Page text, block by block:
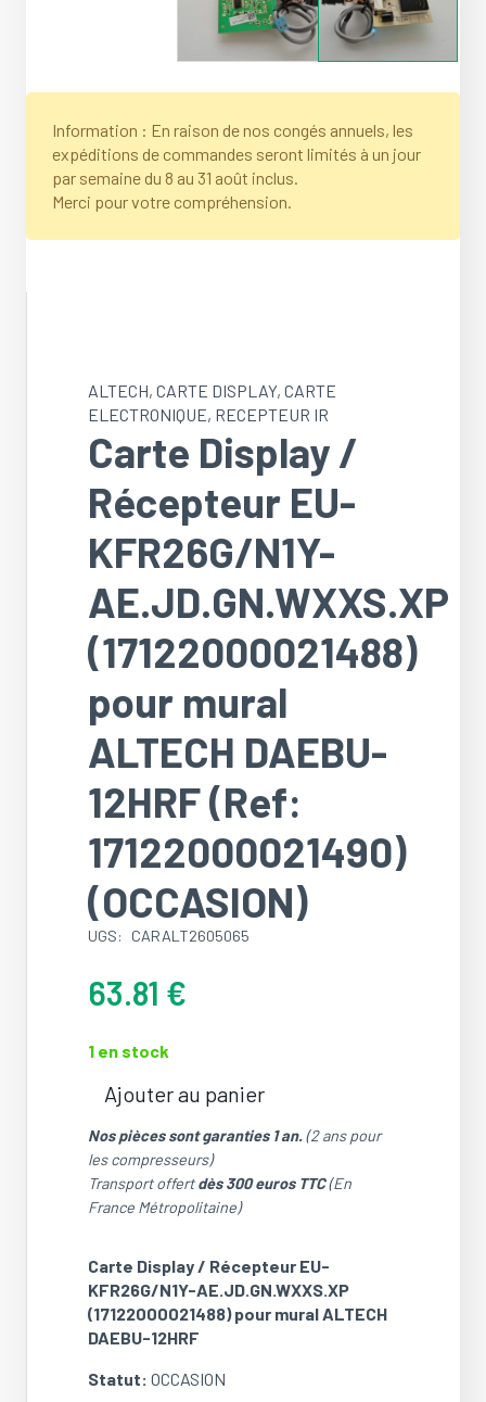
Information : En raison de nos congés annuels, les
expéditions de commandes seront limités à un jour
par semaine du 8 au 31 août inclus.
Merci pour votre compréhension.
ALTECH, CARTE DISPLAY, CARTE
ELECTRONIQUE, RECEPTEUR IR
Carte Display /
Récepteur EU-
KFR26G/N1Y-
AE.JD.GN.WXXS.XP
(17122000021488)
pour mural
ALTECH DAEBU-
12HRF (Ref:
17122000021490)
(OCCASION)
UGS: CARALT2605065
63.81 €
1 en stock
quantité
de
Carte
Display
/
KFR26G/N1Y-
AE.JD.GN.WXXS.XP
(17122000021488)
pour
ALTECH
Ajouter au panier
Nos pièces sont garanties 1 an.(2 ans pour
les compresseurs)
Transport offertdès 300 euros TTC(En
France Métropolitaine)
Carte Display / Récepteur EU-
KFR26G/N1Y-AE.JD.GN.WXXS.XP
(17122000021488) pour mural ALTECH
DAEBU-12HRF
Statut: OCCASION